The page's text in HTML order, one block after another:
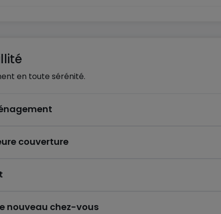
d’un emplacement pratique à proximité des
en toute sérénité.
couverture
nouveau chez-vous